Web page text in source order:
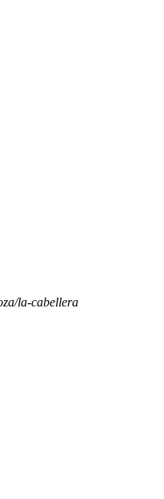
la-cabellera